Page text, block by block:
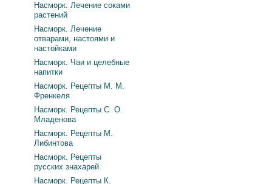
Насморк. Лечение соками
растений
Насморк. Лечение
отварами, настоями и
настойками
Насморк. Чаи и целебные
напитки
Насморк. Рецепты М. М.
Френкеля
Насморк. Рецепты С. О.
Младенова
Насморк. Рецепты М.
Либинтова
Насморк. Рецепты
русских знахарей
Насморк. Рецепты К.